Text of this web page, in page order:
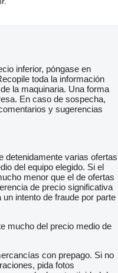
inferior, póngase en
toda la información
la maquinaria. Una forma
En caso de sospecha,
y sugerencias
detenidamente varias ofertas
del equipo elegido. Si el
menor que el de ofertas
de precio significativa
intento de fraude por parte
mucho del precio medio de
con prepago. Si no
pida fotos